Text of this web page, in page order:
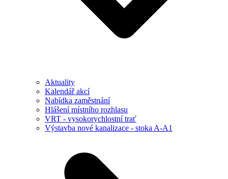
Aktuality
Kalendář akcí
Nabídka zaměstnání
Hlášení místního rozhlasu
VRT - vysokorychlostní trať
Výstavba nové kanalizace - stoka A-A1